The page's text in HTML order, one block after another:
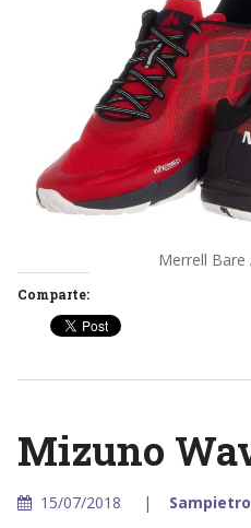
Merrell Bare
Comparte:
Mizuno
15/07/2018 Sampietro